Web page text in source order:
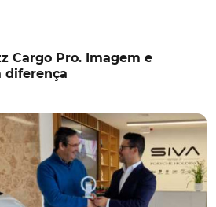
Cargo Pro. Imagem e
diferença